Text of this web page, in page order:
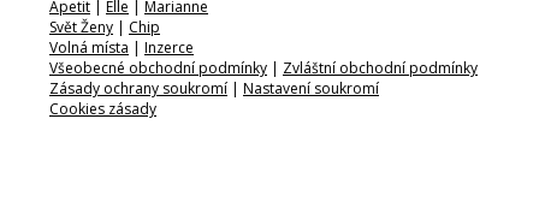
Apetit | Elle | Marianne
Svět Ženy | Chip
Volná místa | Inzerce
Všeobecné obchodní podmínky | Zvláštní obchodní podmínky
Zásady ochrany soukromí | Nastavení soukromí
Cookies zásady